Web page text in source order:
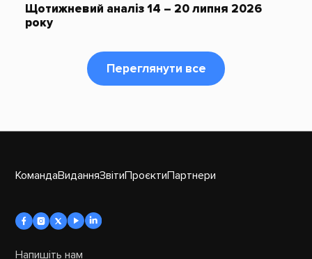
Щотижневий аналіз 14 – 20 липня 2026
року
Переглянути все
КомандаВиданняЗвітиПроєктиПартнери
Напишіть нам